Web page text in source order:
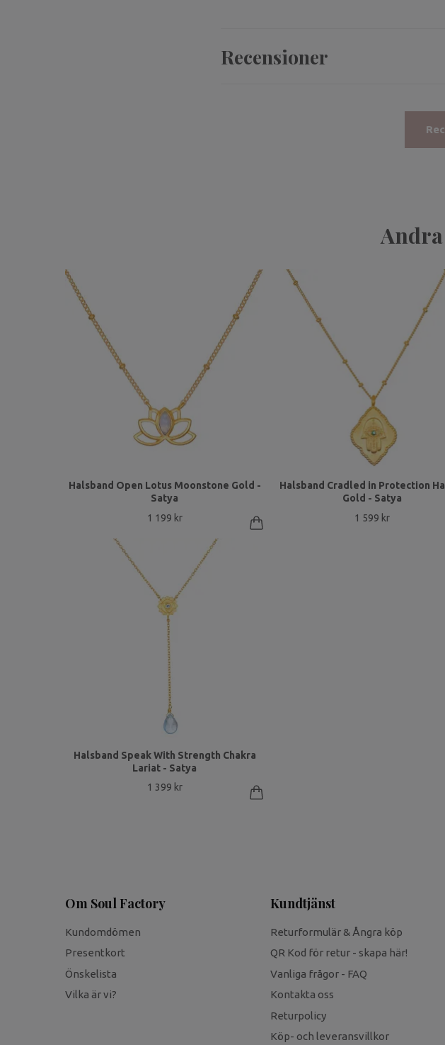
Recensioner
Halsband Open Lotus Moonstone Gold -
Satya
1 199 kr
Halsband Cradled in Protection
Gold - Satya
1 599 kr
Halsband Speak With Strength Chakra
Lariat - Satya
1 399 kr
Om Soul Factory
Kundomdömen
Presentkort
Önskelista
Vilka är vi?
Kundtjänst
Returformulär & Ångra köp
QR Kod för retur - skapa här!
Vanliga frågor - FAQ
Kontakta oss
Returpolicy
Köp- och leveransvillkor